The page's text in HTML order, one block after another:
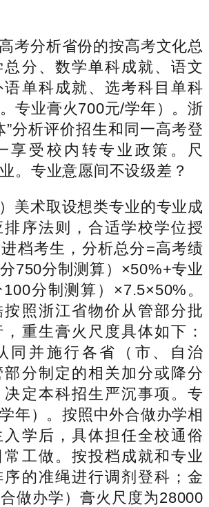
分析省份的按高考文化总
分、数学单科成就、语文
单科成就、选考科目单科
专业膏火700元/学年）。浙
”分析评价招生和同一高考登
享受校内转专业政策。尺
。专业意愿间不设级差？
术取设想类专业的专业成
序法则，合适学校学位授
档考生，分析总分=高考绩
750分制测算）×50%+专业
分制测算）×7.5×50%。
照浙江省物价从管部分批
重生膏火尺度具体如下：
同并施行各省（市、自治
部分制定的相关加分或降分
定本科招生严沉事项。专
年）。按照中外合做办学相
学后，具体担任全校通俗
工做。按投档成就和专业
的准绳进行调剂登科；金
做办学）膏火尺度为28000